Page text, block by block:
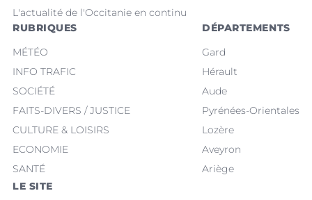
L'actualité de l'Occitanie en continu
RUBRIQUES
MÉTÉO
INFO TRAFIC
SOCIÉTÉ
FAITS-DIVERS / JUSTICE
CULTURE & LOISIRS
ECONOMIE
SANTÉ
DÉPARTEMENTS
Gard
Hérault
Aude
Pyrénées-Orientales
Lozère
Aveyron
Ariège
LE SITE